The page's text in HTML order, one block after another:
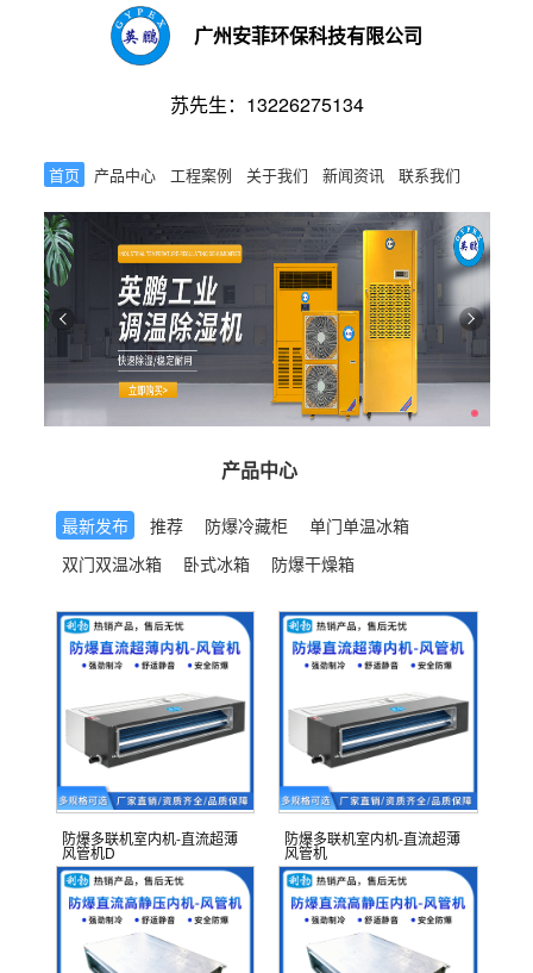
广州安菲环保科技有限公司
苏先生：13226275134
首页 产品中心 工程案例 关于我们 新闻资讯 联系我们
产品中心
最新发布 推荐 防爆冷藏柜
单门单温冰箱
双门双温冰箱
卧式冰箱 防爆干燥箱
防爆多联机室内机-直流超薄
风管机D
防爆多联机室内机-直流超薄
风管机